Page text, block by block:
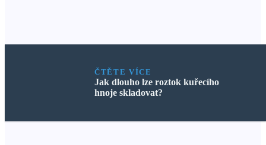
ČTĚTE VÍCE
Jak dlouho lze roztok kuřecího
hnoje skladovat?